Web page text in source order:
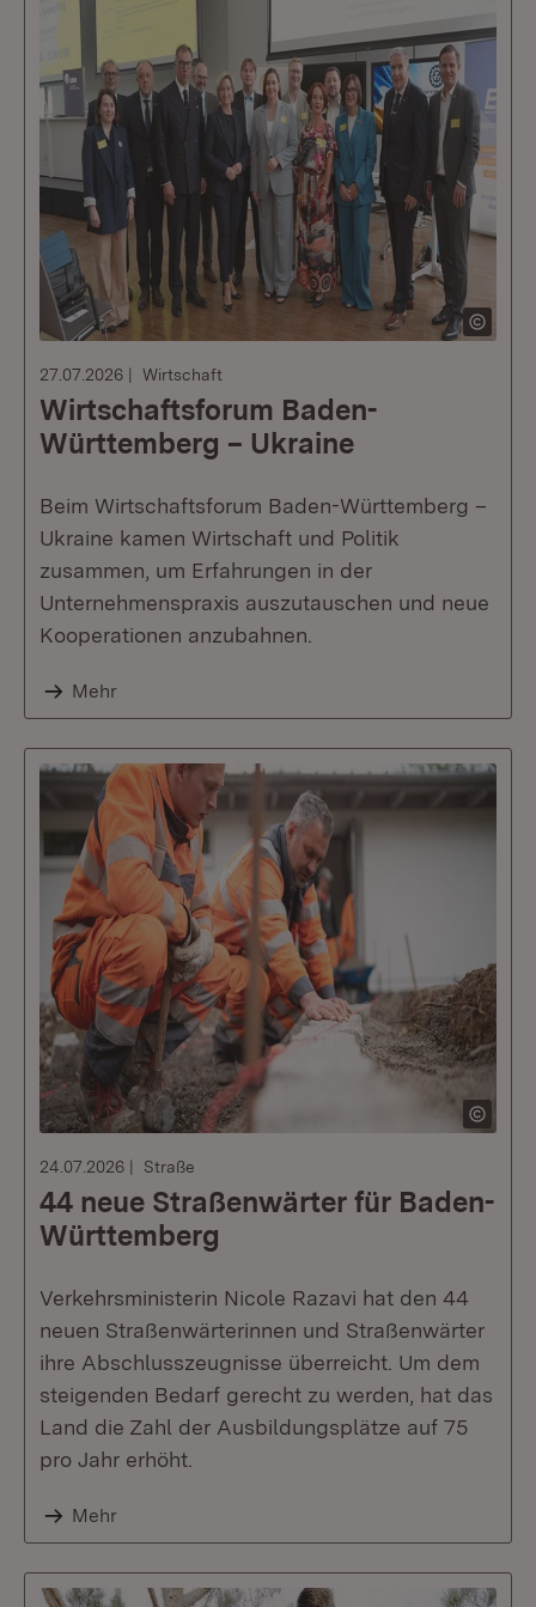
27.07.2026 Wirtschaft
Wirtschaftsforum Baden-
Württemberg – Ukraine
Beim Wirtschaftsforum Baden-Württemberg –
Ukraine kamen Wirtschaft und Politik
zusammen, um Erfahrungen in der
Unternehmenspraxis auszutauschen und neue
Kooperationen anzubahnen.
Mehr
24.07.2026 Straße
44 neue Straßenwärter für Baden-
Württemberg
Verkehrsministerin Nicole Razavi hat den 44
neuen Straßenwärterinnen und Straßenwärter
ihre Abschlusszeugnisse überreicht. Um dem
steigenden Bedarf gerecht zu werden, hat das
Land die Zahl der Ausbildungsplätze auf 75
pro Jahr erhöht.
Mehr